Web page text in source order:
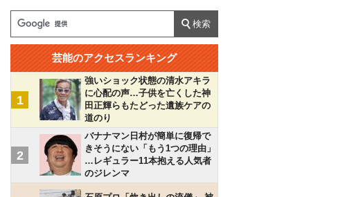
芸能のアクセスランキング
1
強いショック状態の清水アキラ
に心配の声…子供を亡くした神
田正輝らもたどった遺族ケアの
道のり
2
バナナマン日村が簡単に復帰で
きそうにない「もう1つの理由」
…レギュラー11本抱える人気者
のジレンマ